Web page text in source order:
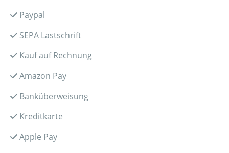
Paypal
SEPA Lastschrift
Kauf auf Rechnung
Amazon Pay
Banküberweisung
Kreditkarte
Apple Pay